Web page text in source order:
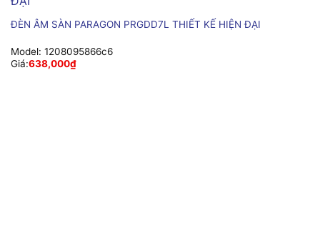
ĐÈN ÂM SÀN PARAGON PRGDD7L THIẾT KẾ HIỆN ĐẠI
Model: 1208095866c6
Giá:638,000₫